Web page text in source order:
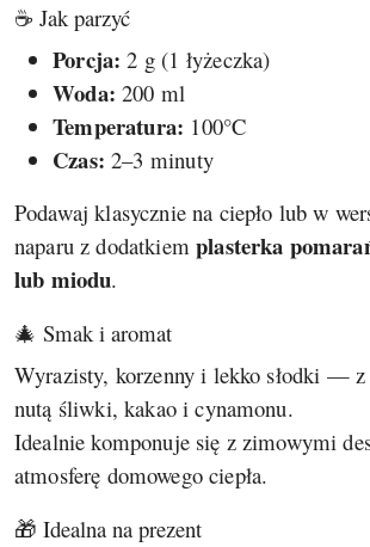
☕ Jak parzyć
Porcja: 2 g (1 łyżeczka)
Woda: 200 ml
Temperatura: 100°C
Czas: 2–3 minuty
Podawaj klasycznie na ciepło lub w
naparu z dodatkiemplasterka
lub miodu.
🎄 Smak i aromat
Wyrazisty, korzenny i lekko słodki —
nutą śliwki, kakao i cynamonu.
Idealnie komponuje się z zimowymi
atmosferę domowego ciepła.
🎁 Idealna na prezent